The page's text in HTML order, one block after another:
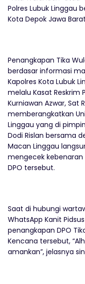
Polres Lubuk Linggau
Kota Depok Jawa
Penangkapan Tika
berdasar informasi
Kapolres Kota Lubuk
melalu Kasat Reskrim
Kurniawan Azwar, Sat
memberangkatkan
Linggau yang di
Dodi Rislan bersama
Macan Linggau
mengecek
DPO tersebut.
Saat di hubungi
WhatsApp Kanit
penangkapan DPO
Kencana tersebut,
amankan”, jelasnya